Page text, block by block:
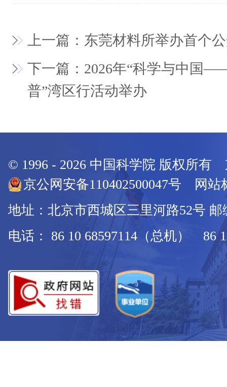
上一篇：东莞材料所举办首个
下一篇：2026年“科学与中国
普”湾区行活动举办
© 1996 - 2026 中国科学院 版权所有
京公网安备110402500047号 网站
地址：北京市西城区三里河路52号 邮
电话： 86 10 68597114（总机） 86